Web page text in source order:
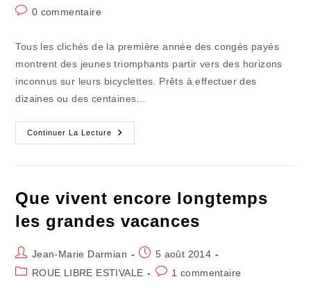
publication :
category:
Commentaires
0 commentaire
Tous les clichés de la première année des congés payés
montrent des jeunes triomphants partir vers des horizons
inconnus sur leurs bicyclettes. Prêts à effectuer des
dizaines ou des centaines…
Continuer La Lecture
HISTOIRES
D’ÉTÉ
De
Libération
Estivale
Que vivent encore longtemps
les grandes vacances
Auteur/autrice
de
Jean-Marie Darmian
Publication
publiée :
5 août 2014
PostROUE LIBRE ESTIVALE
Commentaires
1 commentaire